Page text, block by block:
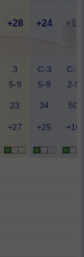
+28 +24 +16
З
5-9
С-З
5-9
С-З
2-5
23 34 50
+27 +25 +16